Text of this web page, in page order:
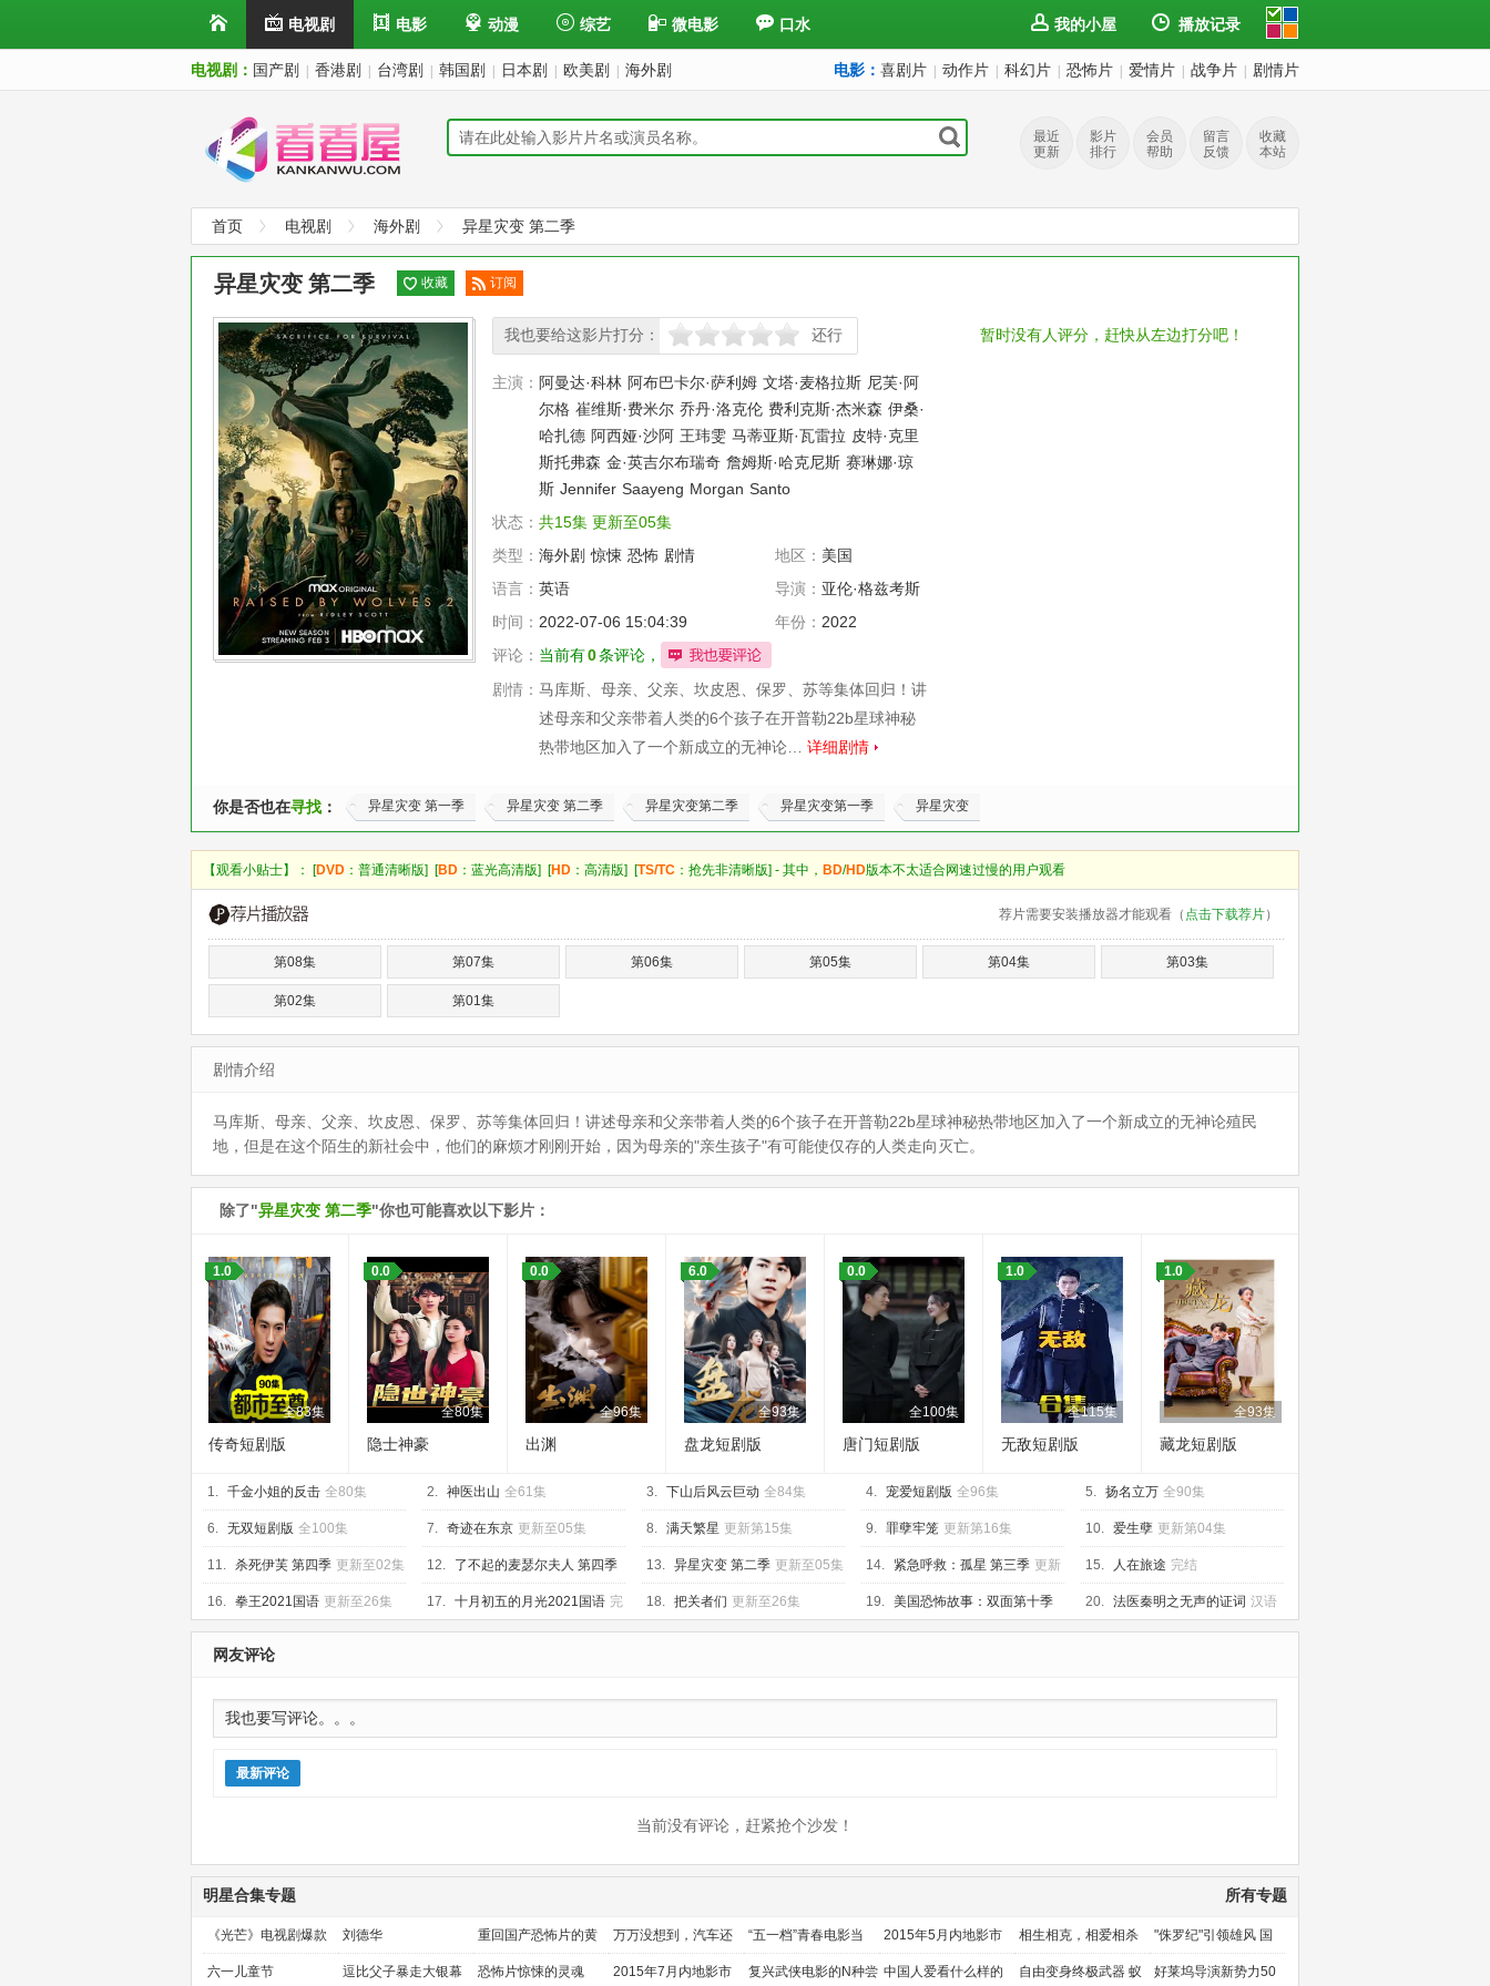
电视剧 电影 动漫 综艺 微电影 口水 我的小屋 播放记录
电视剧： 国产剧 香港剧 台湾剧 韩国剧 日本剧 欧美剧 海外剧 电影： 喜剧片 动作片 科幻片 恐怖片 爱情片 战争片 剧情片
最近
更新
影片
排行
会员
帮助
留言
反馈
收藏
本站
首页 电视剧 海外剧 异星灾变 第二季
暂时没有人评分，赶快从左边打分吧！
异星灾变 第二季 收藏
订阅
我也要给这影片打分：
很差较差 还行推荐 力荐 还行
主演： 阿曼达·科林 阿布巴卡尔·萨利姆 文塔·麦格拉斯 尼芙·阿
尔格 崔维斯·费米尔 乔丹·洛克伦 费利克斯·杰米森 伊桑·
哈扎德 阿西娅·沙阿 王玮雯 马蒂亚斯·瓦雷拉 皮特·克里
斯托弗森 金·英吉尔布瑞奇 詹姆斯·哈克尼斯 赛琳娜·琼
斯 Jennifer Saayeng Morgan Santo
状态： 共15集 更新至05集
类型： 海外剧 惊悚 恐怖 剧情 地区： 美国
语言： 英语 导演： 亚伦·格兹考斯
基
时间： 2022-07-06 15:04:39 年份： 2022
评论： 当前有0条评论，
剧情： 马库斯、母亲、父亲、坎皮恩、保罗、苏等集体回归！讲
述母亲和父亲带着人类的6个孩子在开普勒22b星球神秘
热带地区加入了一个新成立的无神论… 详细剧情
你是否也在寻找 ： 异星灾变 第一季 异星灾变 第二季 异星灾变第二季 异星灾变第一季 异星灾变
【观看小贴士】： [DVD ：普通清晰版] [BD ：蓝光高清版] [HD ：高清版] [TS/TC ：抢先非清晰版] - 其中， BD/HD版本不太适合网速过慢的用户观看
荐片需要安装播放器才能观看（ 点击下载荐片）
第08集 第07集 第06集 第05集 第04集 第03集
第02集 第01集
剧情介绍
马库斯、母亲、父亲、坎皮恩、保罗、苏等集体回归！讲述母亲和父亲带着人类的6个孩子在开普勒22b星球神秘热带地区加入了一个新成立的无神论殖民
地，但是在这个陌生的新社会中，他们的麻烦才刚刚开始，因为母亲的"亲生孩子"有可能使仅存的人类走向灭亡。
除了"异星灾变 第二季"你也可能喜欢以下影片：
全83集
1.0
传奇短剧版
全80集
0.0
隐士神豪
全96集
0.0
出渊
全93集
6.0
盘龙短剧版
全100集
0.0
唐门短剧版
全115集
1.0
无敌短剧版
全93集
1.0
藏龙短剧版
1. 千金小姐的反击 全80集 2. 神医出山 全61集 3. 下山后风云巨动 全84集 4. 宠爱短剧版 全96集 5. 扬名立万 全90集
6. 无双短剧版 全100集 7. 奇迹在东京 更新至05集 8. 满天繁星 更新第15集 9. 罪孽牢笼 更新第16集 10. 爱生孽 更新第04集
11. 杀死伊芙 第四季 更新至02集 12. 了不起的麦瑟尔夫人 第四季
更新至4集
13. 异星灾变 第二季 更新至05集 14. 紧急呼救：孤星 第三季 更新
至7集
15. 人在旅途 完结
16. 拳王2021国语 更新至26集 17. 十月初五的月光2021国语 完
结
18. 把关者们 更新至26集 19. 美国恐怖故事：双面第十季
更新至10集
20. 法医秦明之无声的证词 汉语
普通话
网友评论
最新评论
当前没有评论，赶紧抢个沙发！
所有专题
明星合集专题
《光芒》电视剧爆款
预定！
刘德华 重回国产恐怖片的黄
金时代
万万没想到，汽车还
能干这个？
“五一档”青春电影当
道
2015年5月内地影市
前瞻
相生相克，相爱相杀 "侏罗纪"引领雄风 国
产片下旬逆袭
六一儿童节 逗比父子暴走大银幕 恐怖片惊悚的灵魂 2015年7月内地影市 复兴武侠电影的N种尝 中国人爱看什么样的 自由变身终极武器 蚁 好莱坞导演新势力50